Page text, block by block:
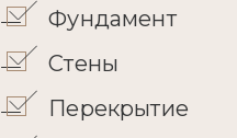
Фундамент
Стены
Перекрытие